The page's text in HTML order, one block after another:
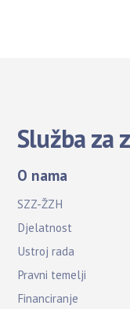
Služba za
O nama
SZZ-ŽZH
Djelatnost
Ustroj rada
Pravni temelji
Financiranje